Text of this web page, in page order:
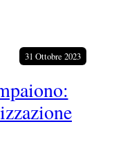
31 Ottobre 2023